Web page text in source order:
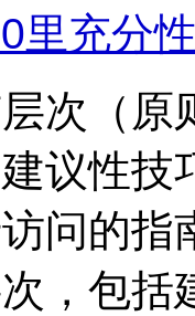
里充分
次（原
议性技
问的指
，包括